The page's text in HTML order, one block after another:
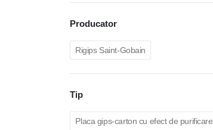
Producator
Rigips Saint-Gobain
Tip
Placa gips-carton cu efect de purificare